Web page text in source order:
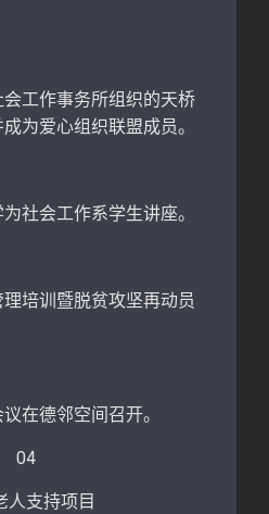
工作事务所组织的天桥
为爱心组织联盟成员。
社会工作系学生讲座。
培训暨脱贫攻坚再动员
在德邻空间召开。
04
人支持项目